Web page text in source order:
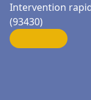
Intervention
(93430)